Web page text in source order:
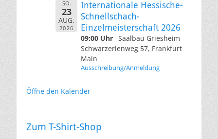
SO.
23
AUG.
2026
Internationale Hessische-
Schnellschach-
Einzelmeisterschaft 2026
09:00 Uhr Saalbau Griesheim
Schwarzerlenweg 57, Frankfurt
Main
Ausschreibung/Anmeldung
Öffne den Kalender
Zum T-Shirt-Shop